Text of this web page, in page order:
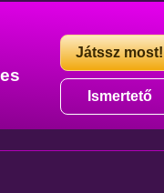
Játssz most!
Ismertető